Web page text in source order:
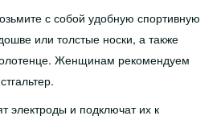
с собой удобную спортивную
или толстые носки, а также
Женщинам рекомендуем
электроды и подключат их к